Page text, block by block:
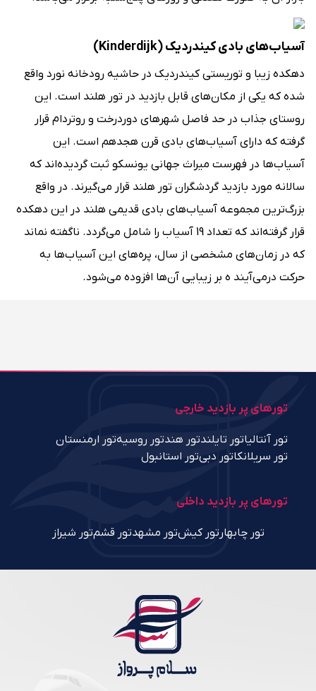
آسیاب‌های بادی کیندردیک (Kinderdijk)
دهکده زیبا و توریستی کیندردیک در حاشیه رودخانه نورد واقع
شده که یکی از مکان‌های قابل بازدید در تور هلند است. این
روستای جذاب در حد فاصل شهرهای دوردرخت و روتردام قرار
گرفته که دارای آسیاب‌های بادی قرن هجدهم است. این
آسیاب‌ها در فهرست میراث جهانی یونسکو ثبت گردیده‌اند که
سالانه مورد بازدید گردشگران تور هلند قرار می‌گیرند. در واقع
بزرگ‌ترین مجموعه آسیاب‌های بادی قدیمی هلند در این دهکده
قرار گرفته‌اند که تعداد 19 آسیاب را شامل می‌گردد. ناگفته نماند
که در زمان‌های مشخصی از سال، پره‌های این آسیاب‌ها به
حرکت درمی‌آیند ه بر زیبایی آن‌ها افزوده می‌شود.
تورهای پر بازدید خارجی
تور آنتالیاتور تایلندتور هندتور روسیهتور ارمنستان
تور سریلانکاتور دبیتور استانبول
تورهای پر بازدید داخلی
تور چابهار تور کیشتور مشهدتور قشمتور شیراز